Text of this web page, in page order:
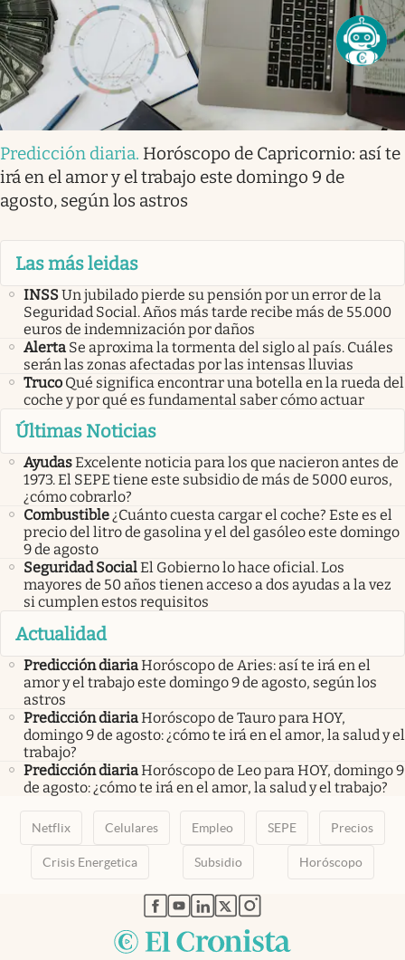
Predicción diaria. Horóscopo de Capricornio: así te
irá en el amor y el trabajo este domingo 9 de
agosto, según los astros
Las más leidas
INSSUn jubilado pierde su pensión por un error de la
Seguridad Social. Años más tarde recibe más de 55.000
euros de indemnización por daños
Alerta Se aproxima la tormenta del siglo al país. Cuáles
serán las zonas afectadas por las intensas lluvias
Truco Qué significa encontrar una botella en la rueda del
coche y por qué es fundamental saber cómo actuar
Últimas Noticias
AyudasExcelente noticia para los que nacieron antes de
1973. El SEPE tiene este subsidio de más de 5000 euros,
¿cómo cobrarlo?
Combustible¿Cuánto cuesta cargar el coche? Este es el
precio del litro de gasolina y el del gasóleo este domingo
9 de agosto
Seguridad SocialEl Gobierno lo hace oficial. Los
mayores de 50 años tienen acceso a dos ayudas a la vez
si cumplen estos requisitos
Actualidad
Predicción diariaHoróscopo de Aries: así te irá en el
amor y el trabajo este domingo 9 de agosto, según los
astros
Predicción diariaHoróscopo de Tauro para HOY,
domingo 9 de agosto: ¿cómo te irá en el amor, la salud y el
trabajo?
Predicción diariaHoróscopo de Leo para HOY, domingo 9
de agosto: ¿cómo te irá en el amor, la salud y el trabajo?
Netflix Celulares Empleo SEPE Precios
Crisis Energetica Subsidio Horóscopo
abre en nueva pestaña
abre en nueva pestaña
abre en nueva pestaña
abre en nueva pestaña
abre en nueva pestaña